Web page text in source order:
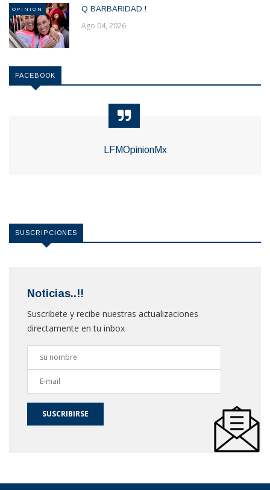
OPINION Q BARBARIDAD !
Ago 04, 2026
FACEBOOK
LFMOpinionMx
SUSCRIPCIONES
Noticias..!!
Suscribete y recibe nuestras actualizaciones
directamente en tu inbox
SUSCRIBIRSE